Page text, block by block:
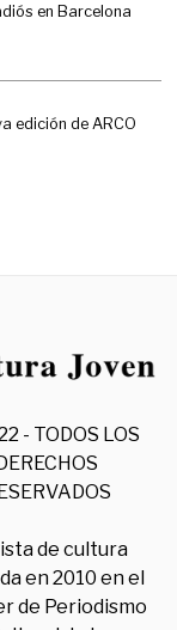
en Barcelona
edición de ARCO
- TODOS LOS
de cultura
en 2010 en el
de Periodismo